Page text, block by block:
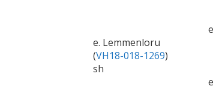
e. Lemmenloru
(VH18-018-1269)
sh